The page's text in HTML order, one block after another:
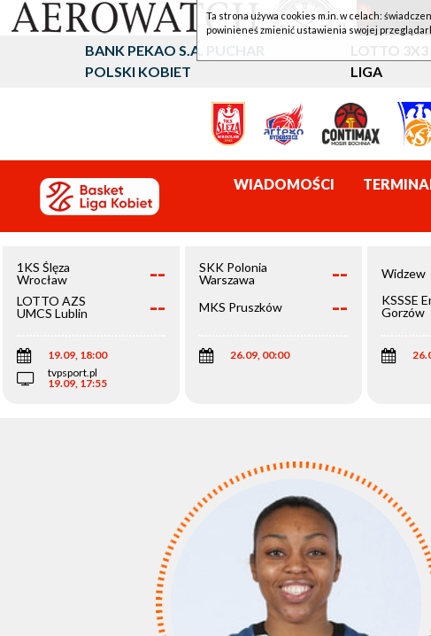
BANK PEKAO S.A. PUCHAR
POLSKI KOBIET
LOTTO 3X3
LIGA
WIADOMOŚCI
1KS Ślęza
Wrocław
--
LOTTO AZS
UMCS Lublin
--
19.09, 18:00
tvpsport.pl
19.09, 17:55
SKK Polonia
Warszawa
--
MKS Pruszków --
26.09, 00:00
Widzew
KSSSE
Gorzów
Ta strona używa cookies m.in. w celach:
powinieneś zmienić ustawienia swojej